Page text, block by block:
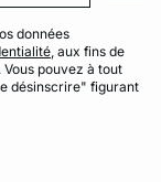
données
, aux fins de
pouvez à tout
désinscrire" figurant